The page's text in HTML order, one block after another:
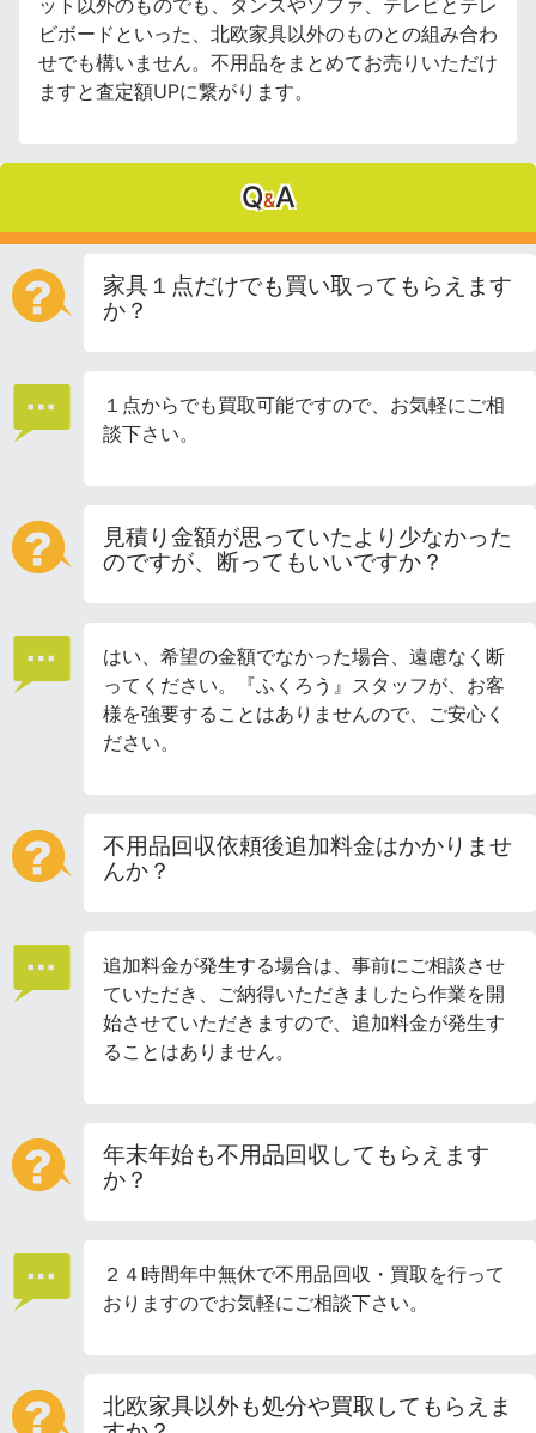
ット以外のものでも、タンスやソファ、テレビとテレ
ビボードといった、北欧家具以外のものとの組み合わ
せでも構いません。不用品をまとめてお売りいただけ
ますと査定額UPに繋がります。
Q&A
家具１点だけでも買い取ってもらえます
か？
１点からでも買取可能ですので、お気軽にご相
談下さい。
見積り金額が思っていたより少なかった
のですが、断ってもいいですか？
はい、希望の金額でなかった場合、遠慮なく断
ってください。『ふくろう』スタッフが、お客
様を強要することはありませんので、ご安心く
ださい。
不用品回収依頼後追加料金はかかりませ
んか？
追加料金が発生する場合は、事前にご相談させ
ていただき、ご納得いただきましたら作業を開
始させていただきますので、追加料金が発生す
ることはありません。
年末年始も不用品回収してもらえます
か？
２４時間年中無休で不用品回収・買取を行って
おりますのでお気軽にご相談下さい。
北欧家具以外も処分や買取してもらえま